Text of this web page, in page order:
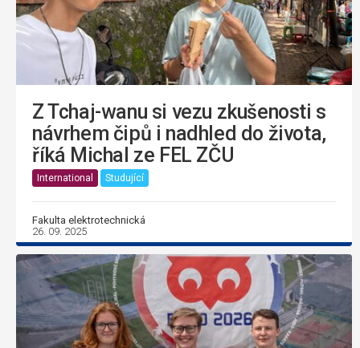
Z Tchaj-wanu si vezu zkušenosti s
návrhem čipů i nadhled do života,
říká Michal ze FEL ZČU
International Studující
Fakulta elektrotechnická
26. 09. 2025